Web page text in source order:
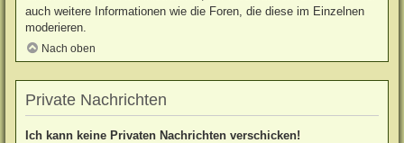
auch weitere Informationen wie die Foren, die diese im Einzelnen
moderieren.
Nach oben
Private Nachrichten
Ich kann keine Privaten Nachrichten verschicken!